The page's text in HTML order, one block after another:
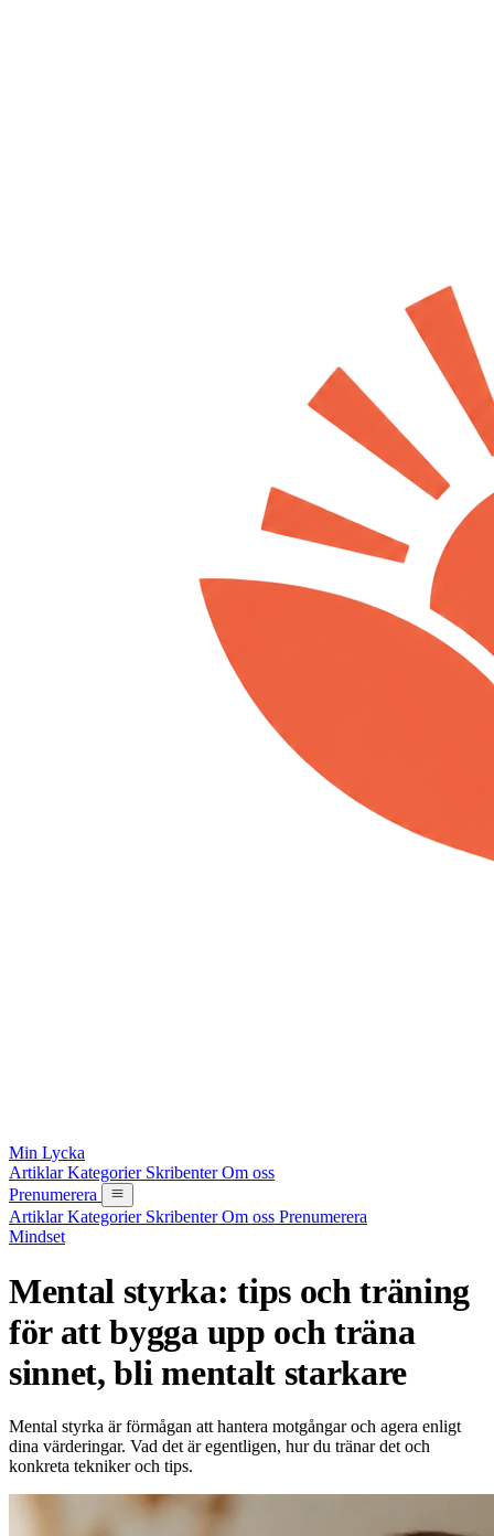
Min Lycka
ArtiklarKategorier SkribenterOm oss
Prenumerera
ArtiklarKategorier SkribenterOm oss Prenumerera
Mindset
Mental styrka: tips och träning
för att bygga upp och träna
sinnet, bli mentalt starkare
Mental styrka är förmågan att hantera motgångar och agera enligt
dina värderingar. Vad det är egentligen, hur du tränar det och
konkreta tekniker och tips.